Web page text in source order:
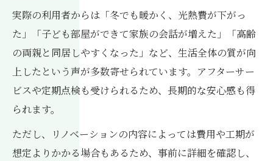
実際の利用者からは「冬でも暖かく、光熱費が下がっ
た」「子ども部屋ができて家族の会話が増えた」「高齢
の両親と同居しやすくなった」など、生活全体の質が向
上したという声が多数寄せられています。アフターサー
ビスや定期点検も受けられるため、長期的な安心感も得
られます。
ただし、リノベーションの内容によっては費用や工期が
想定よりかかる場合もあるため、事前に詳細を確認し、